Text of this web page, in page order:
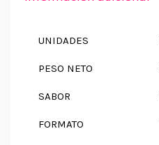
UNIDADES
PESO NETO
SABOR
FORMATO